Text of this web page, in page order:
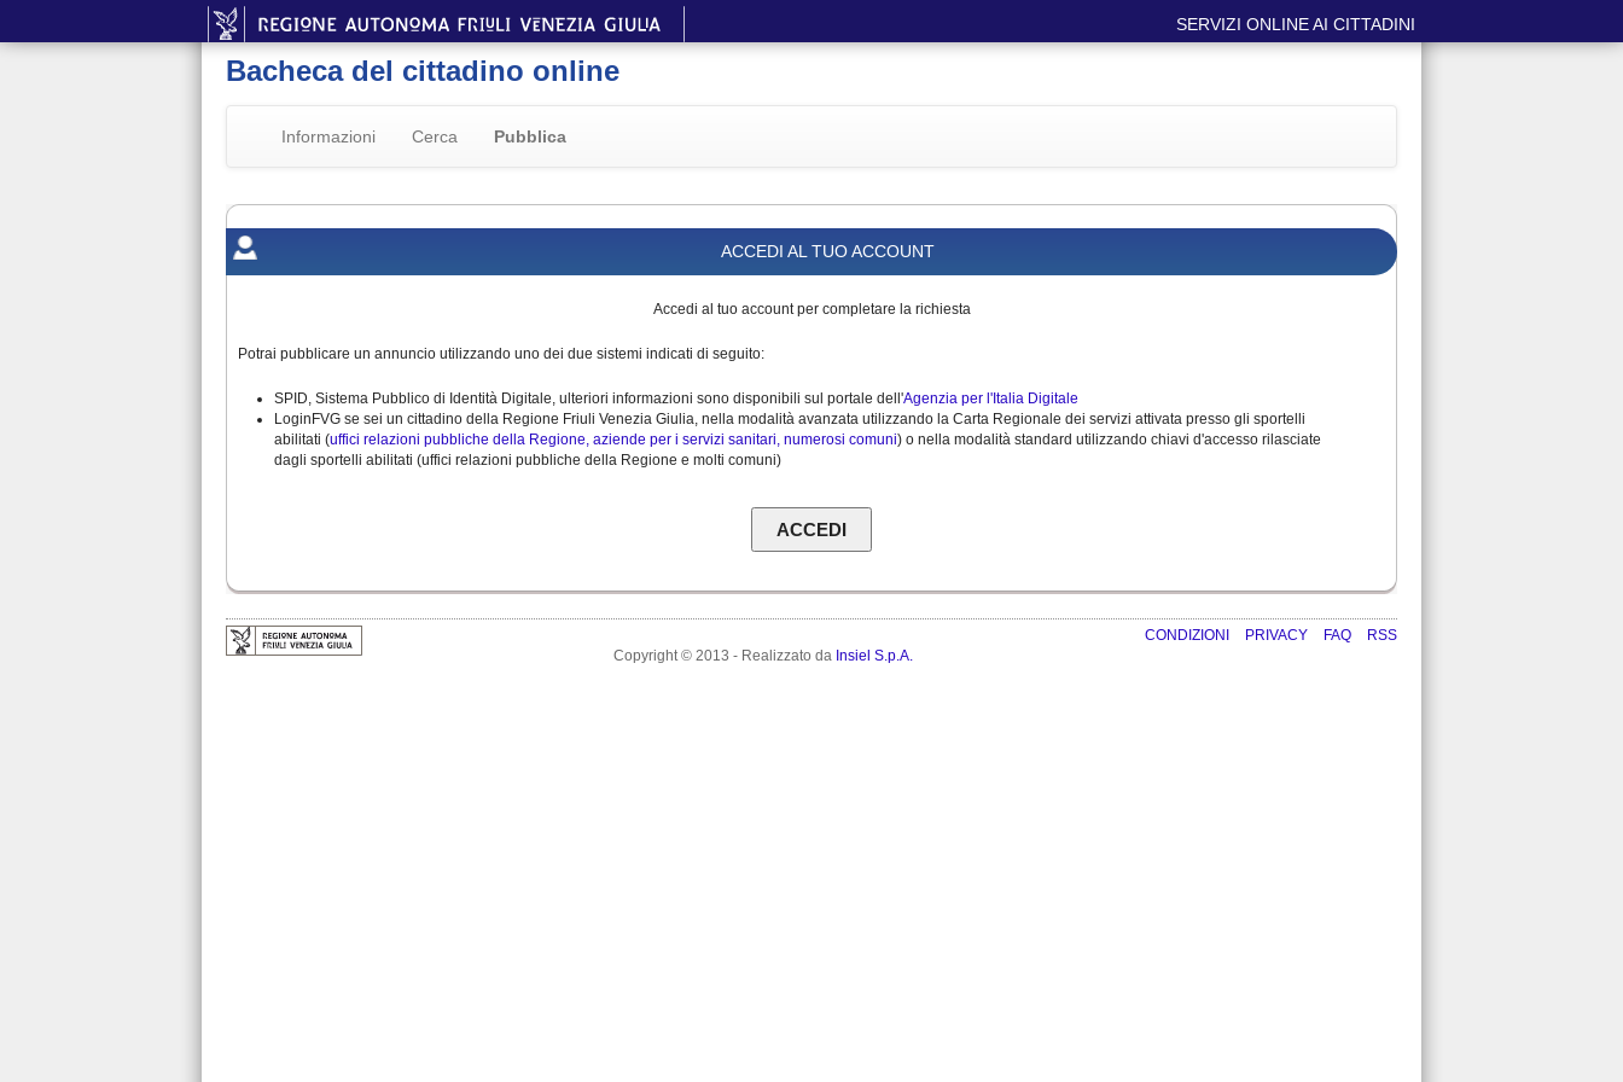
SERVIZI ONLINE AI CITTADINI
Bacheca del cittadino online
Informazioni Cerca Pubblica
ACCEDI AL TUO ACCOUNT
Accedi al tuo account per completare la richiesta
Potrai pubblicare un annuncio utilizzando uno dei due sistemi indicati di seguito:
SPID, Sistema Pubblico di Identità Digitale, ulteriori informazioni sono disponibili sul portale dell'Agenzia per l'Italia Digitale
LoginFVG se sei un cittadino della Regione Friuli Venezia Giulia, nella modalità avanzata utilizzando la Carta Regionale dei servizi attivata presso gli sportelli
abilitati (uffici relazioni pubbliche della Regione, aziende per i servizi sanitari, numerosi comuni) o nella modalità standard utilizzando chiavi d'accesso rilasciate
dagli sportelli abilitati (uffici relazioni pubbliche della Regione e molti comuni)
CONDIZIONI PRIVACY FAQ
RSS
Copyright © 2013 - Realizzato da Insiel S.p.A.